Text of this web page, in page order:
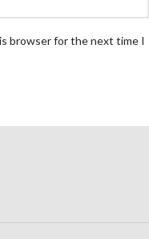
browser for the next time I